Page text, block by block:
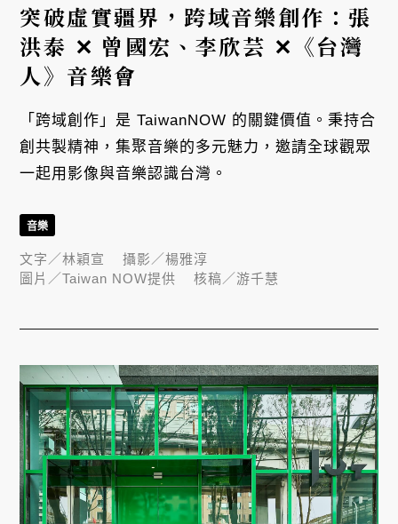
突破虛實疆界，跨域音樂創作：張
洪泰 ✕ 曾國宏、李欣芸 ✕《台灣
人》音樂會
「跨域創作」是 TaiwanNOW 的關鍵價值。秉持合
創共製精神，集聚音樂的多元魅力，邀請全球觀眾
一起用影像與音樂認識台灣。
音樂
文字／林穎宣 攝影／楊雅淳
圖片／Taiwan NOW提供 核稿／游千慧